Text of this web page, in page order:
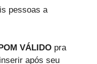
pessoas a
VÁLIDO pra
após seu